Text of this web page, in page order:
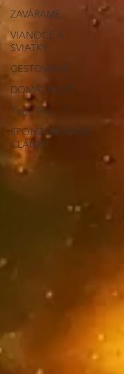
ZAVÁRAME
VIANOCE A
SVIATKY
CESTOVANIE
DOMÁCNOSŤ
Tipy "Ako...?"
SPONZOROVANÉ
ČLÁNKY